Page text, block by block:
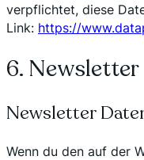
verpflichtet, diese
Link: https://
6. Newsletter
Newsletter
Wenn du den auf der